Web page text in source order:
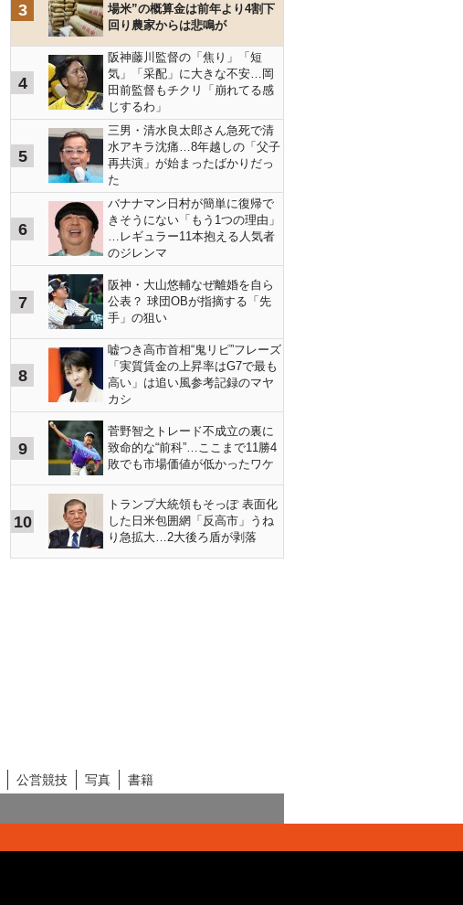
3
場米”の概算金は前年より4割下
回り農家からは悲鳴が
4
阪神藤川監督の「焦り」「短
気」「采配」に大きな不安…岡
田前監督もチクリ「崩れてる感
じするわ」
5
三男・清水良太郎さん急死で清
水アキラ沈痛…8年越しの「父子
再共演」が始まったばかりだっ
た
6
バナナマン日村が簡単に復帰で
きそうにない「もう1つの理由」
…レギュラー11本抱える人気者
のジレンマ
7
阪神・大山悠輔なぜ離婚を自ら
公表？ 球団OBが指摘する「先
手」の狙い
8
嘘つき高市首相“鬼リピ”フレーズ
「実質賃金の上昇率はG7で最も
高い」は追い風参考記録のマヤ
カシ
9
菅野智之トレード不成立の裏に
致命的な“前科”…ここまで11勝4
敗でも市場価値が低かったワケ
10
トランプ大統領もそっぽ 表面化
した日米包囲網「反高市」うね
り急拡大…2大後ろ盾が剥落
公営競技 写真
書籍